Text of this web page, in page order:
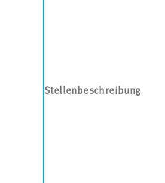
Stellenbeschreibung